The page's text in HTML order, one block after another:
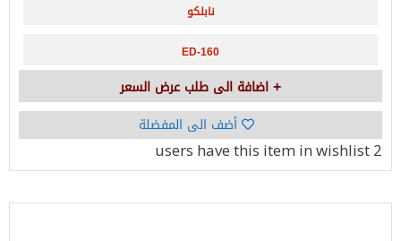
نابلكو
ED-160
اضافة الى طلب عرض السعر
أضف الى المفضلة
2 users
have this item in wishlist